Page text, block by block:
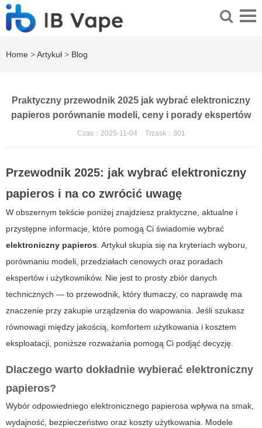
Home >Artykuł > Blog
Praktyczny przewodnik 2025 jak wybrać elektroniczny
papieros porównanie modeli, ceny i porady ekspertów
Czas：2025-11-04 Trzask： 301
Przewodnik 2025: jak wybrać elektroniczny
papieros i na co zwrócić uwagę
W obszernym tekście poniżej znajdziesz praktyczne, aktualne i
przystępne informacje, które pomogą Ci świadomie wybrać
elektroniczny papieros. Artykuł skupia się na kryteriach wyboru,
porównaniu modeli, przedziałach cenowych oraz poradach
ekspertów i użytkowników. Nie jest to prosty zbiór danych
technicznych — to przewodnik, który tłumaczy, co naprawdę ma
znaczenie przy zakupie urządzenia do wapowania. Jeśli szukasz
równowagi między jakością, komfortem użytkowania i kosztem
eksploatacji, poniższe rozważania pomogą Ci podjąć decyzję.
Dlaczego warto dokładnie wybierać elektroniczny
papieros?
Wybór odpowiedniego elektronicznego papierosa wpływa na smak,
wydajność, bezpieczeństwo oraz koszty użytkowania. Modele